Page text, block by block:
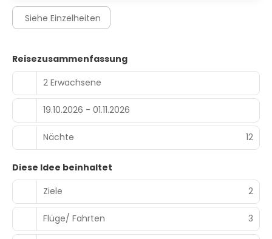
Siehe Einzelheiten
Reisezusammenfassung
2 Erwachsene
19.10.2026 - 01.11.2026
Nächte 12
Diese Idee beinhaltet
Ziele
2
Flüge/ Fahrten 3